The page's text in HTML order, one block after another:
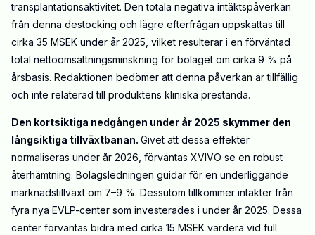
transplantationsaktivitet. Den totala negativa intäktspåverkan
från denna destocking och lägre efterfrågan uppskattas till
cirka 35 MSEK under år 2025, vilket resulterar i en förväntad
total nettoomsättningsminskning för bolaget om cirka 9 % på
årsbasis. Redaktionen bedömer att denna påverkan är tillfällig
och inte relaterad till produktens kliniska prestanda.
Den kortsiktiga nedgången under år 2025 skymmer den
långsiktiga tillväxtbanan. Givet att dessa effekter
normaliseras under år 2026, förväntas XVIVO se en robust
återhämtning. Bolagsledningen guidar för en underliggande
marknadstillväxt om 7–9 %. Dessutom tillkommer intäkter från
fyra nya EVLP-center som investerades i under år 2025. Dessa
center förväntas bidra med cirka 15 MSEK vardera vid full